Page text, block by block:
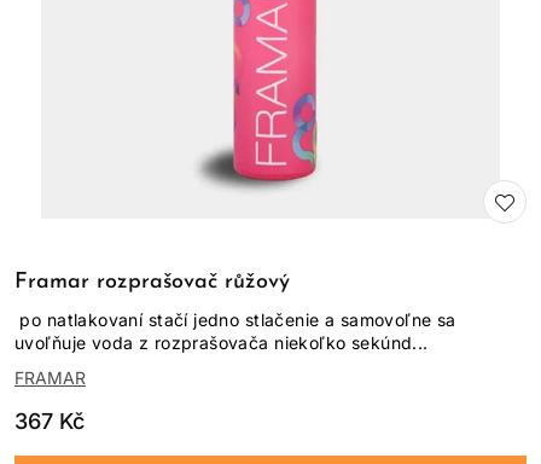
Framar rozprašovač růžový
po natlakovaní stačí jedno stlačenie a samovoľne sa
uvoľňuje voda z rozprašovača niekoľko sekúnd...
FRAMAR
367 Kč